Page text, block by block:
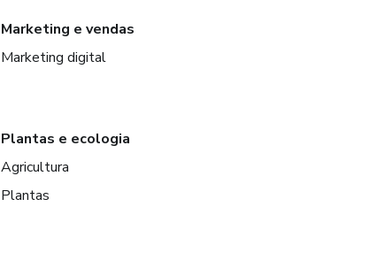
Marketing e vendas
Marketing digital
Plantas e ecologia
Agricultura
Plantas